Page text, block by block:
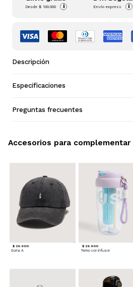
Desde$ 100.000 i Envío express i
Descripción
Especificaciones
Preguntas frecuentes
$ 29.900
Gorra A
$ 29.900
Termo con infusor
Accesorios para complementar